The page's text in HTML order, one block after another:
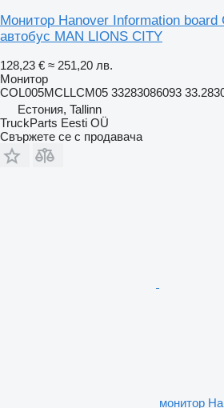
Монитор Hanover Information board
автобус MAN LIONS CITY
128,23 € ≈ 251,20 лв.
Монитор
COL005MCLLCM05 33283086093
Естония, Tallinn
TruckParts Eesti OÜ
Свържете се с продавача
монитор